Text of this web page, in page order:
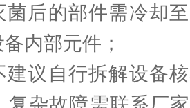
的部件需冷却至
内部元件；
自行拆解设备核